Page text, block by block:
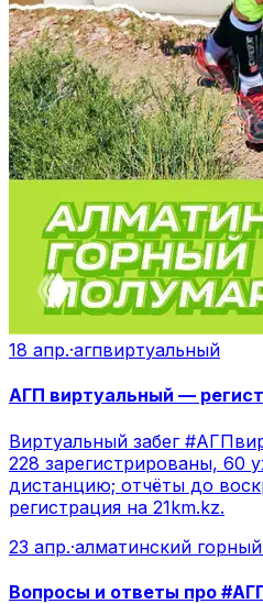
18 апр.·агпвиртуальный
АГП виртуальный —
Виртуальный забег
228 зарегистрированы, 60
дистанцию; отчёты до
регистрация на 21km.kz.
23 апр.·алматинский
Вопросы и ответы про